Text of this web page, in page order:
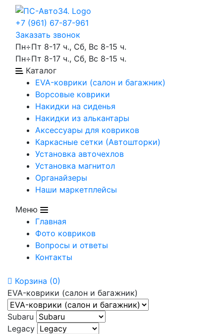
+7 (961) 67-87-961
Заказать звонок
Пн÷Пт 8-17 ч., Сб, Вс 8-15 ч.
Пн÷Пт 8-17 ч., Сб, Вс 8-15 ч.
Каталог
EVA-коврики (салон и багажник)
Ворсовые коврики
Накидки на сиденья
Накидки из алькантары
Аксессуары для ковриков
Каркасные сетки (Автошторки)
Установка авточехлов
Установка магнитол
Органайзеры
Наши маркетплейсы
Меню
Главная
Фото ковриков
Вопросы и ответы
Контакты
Корзина (0)
EVA-коврики (салон и багажник)
Subaru
Legacy